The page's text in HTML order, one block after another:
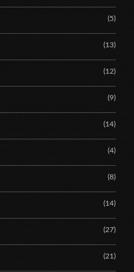
(5)
(13)
(12)
(9)
(14)
(4)
(8)
(14)
(27)
(21)